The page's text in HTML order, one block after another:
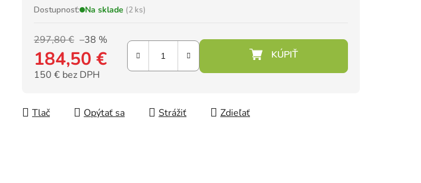
hviezdičiek.
Dostupnosť: Na sklade (2 ks)
297,80 € –38 %
184,50 €
150 € bez DPH
Tlač
Opýtať sa Strážiť Zdieľať